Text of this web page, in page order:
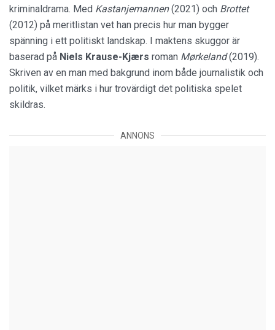
kriminaldrama. Med Kastanjemannen(2021) och Brottet
(2012) på meritlistan vet han precis hur man bygger
spänning i ett politiskt landskap. I maktens skuggor är
baserad på Niels Krause-Kjærs roman Mørkeland(2019).
Skriven av en man med bakgrund inom både journalistik och
politik, vilket märks i hur trovärdigt det politiska spelet
skildras.
ANNONS